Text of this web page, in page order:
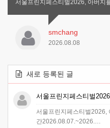
서울프린지페스티벌2026, 아버지
smchang
2026.08.08
새로 등록된 글
서울프린지페스티벌
서울프린지페스티벌2026,
간2026.08.07.~2026.…